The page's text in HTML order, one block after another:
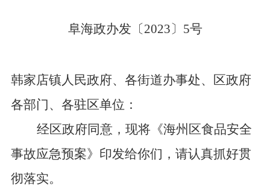
阜海政办发〔2023〕 5号
韩家店镇人民政府、各街道办事处、区政府
各部门、各驻区单位：
经区政府同意，现将《海州区食品安全
事故应急预案》印发给你们，请认真抓好贯
彻落实。